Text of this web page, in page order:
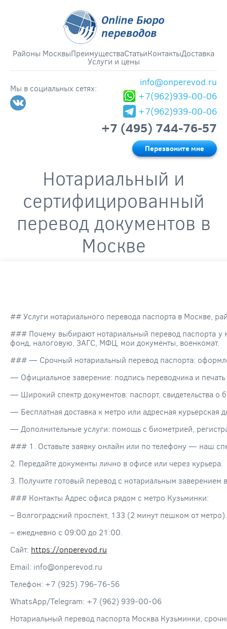
Районы МосквыПреимуществаСтатьиКонтактыДоставка
Услуги и цены
Мы в социальных сетях:
info@onperevod.ru
+7(962)939-00-06
+7(962)939-00-06
+7 (495) 744-76-57
Перезвоните мне
Нотариальный и
сертифицированный
перевод документов в
Москве
## Услуги нотариального перевода паспорта в Москве,
### Почему выбирают нотариальный перевод паспорта у
фонд, налоговую, ЗАГС, МФЦ, мои документы, военкомат.
### — Срочный нотариальный перевод паспорта:
— Официальное заверение: подпись переводчика и
— Широкий спектр документов: паспорт, свидетельства
— Бесплатная доставка к метро или адресная курьерская
— Дополнительные услуги: помощь с биометрией,
### 1. Оставьте заявку онлайн или по телефону — наш
2. Передайте документы лично в офисе или через курьера.
3. Получите готовый перевод с нотариальным
### Контакты Адрес офиса рядом с метро Кузьминки:
– Волгоградский проспект, 133 (2 минут пешком от метро).
– ежедневно с 09:00 до 21:00.
Сайт: https://onperevod.ru
Email: info@onperevod.ru
Телефон: +7 (925) 796-76-56
WhatsApp/Telegram: +7 (962) 939-00-06
Нотариальный перевод паспорта Москва Кузьминки,